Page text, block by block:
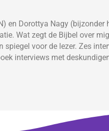
en Dorottya Nagy
Wat zegt de Bijbel over
spiegel voor de lezer. Zes
interviews met